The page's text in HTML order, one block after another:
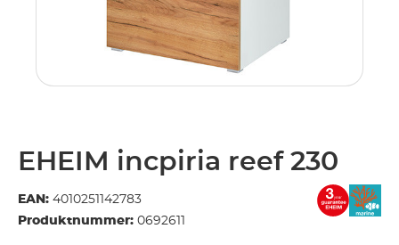
EHEIM incpiria reef 230
EAN: 4010251142783
Produktnummer: 0692611